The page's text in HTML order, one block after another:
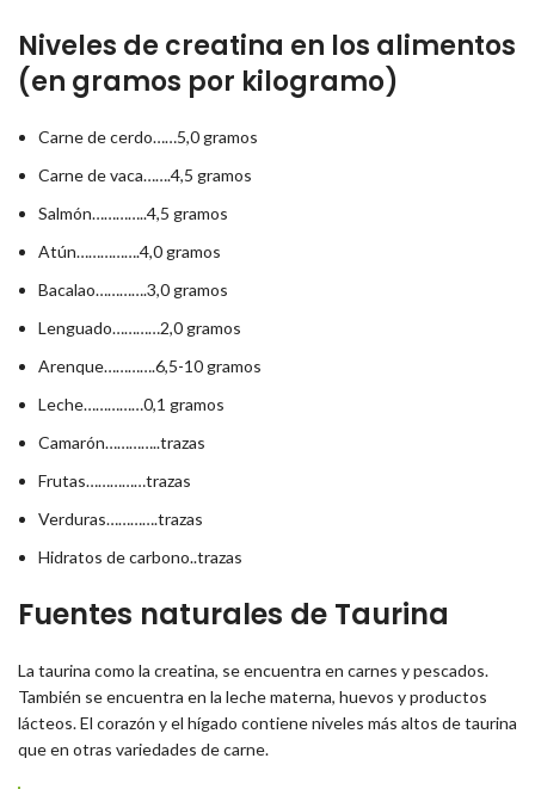
Niveles de creatina en los alimentos
(en gramos por kilogramo)
Carne de cerdo……5,0 gramos
Carne de vaca…….4,5 gramos
Salmón…………..4,5 gramos
Atún…………….4,0 gramos
Bacalao………….3,0 gramos
Lenguado…………2,0 gramos
Arenque………….6,5-10 gramos
Leche……………0,1 gramos
Camarón…………..trazas
Frutas……………trazas
Verduras………….trazas
Hidratos de carbono..trazas
Fuentes naturales de Taurina
La taurina como la creatina, se encuentra en carnes y pescados.
También se encuentra en la leche materna, huevos y productos
lácteos. El corazón y el hígado contiene niveles más altos de taurina
que en otras variedades de carne.